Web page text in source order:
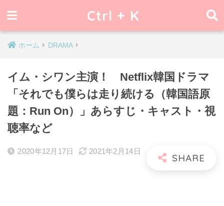
Ctrl + K
ホーム DRAMA
イム・シワン主演！ Netflix韓国ドラマ
「それでも僕らは走り続ける（韓国語原
題：Run On）」あらすじ・キャスト・視
聴率など
2020年12月17日 2021年2月14日